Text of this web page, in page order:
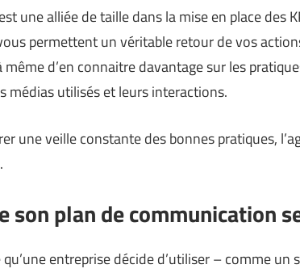
une alliée de taille dans la mise en place des
permettent un véritable retour de vos
même d’en connaitre davantage sur les
médias utilisés et leurs interactions.
une veille constante des bonnes pratiques,
son plan de communication
entreprise décide d’utiliser – comme